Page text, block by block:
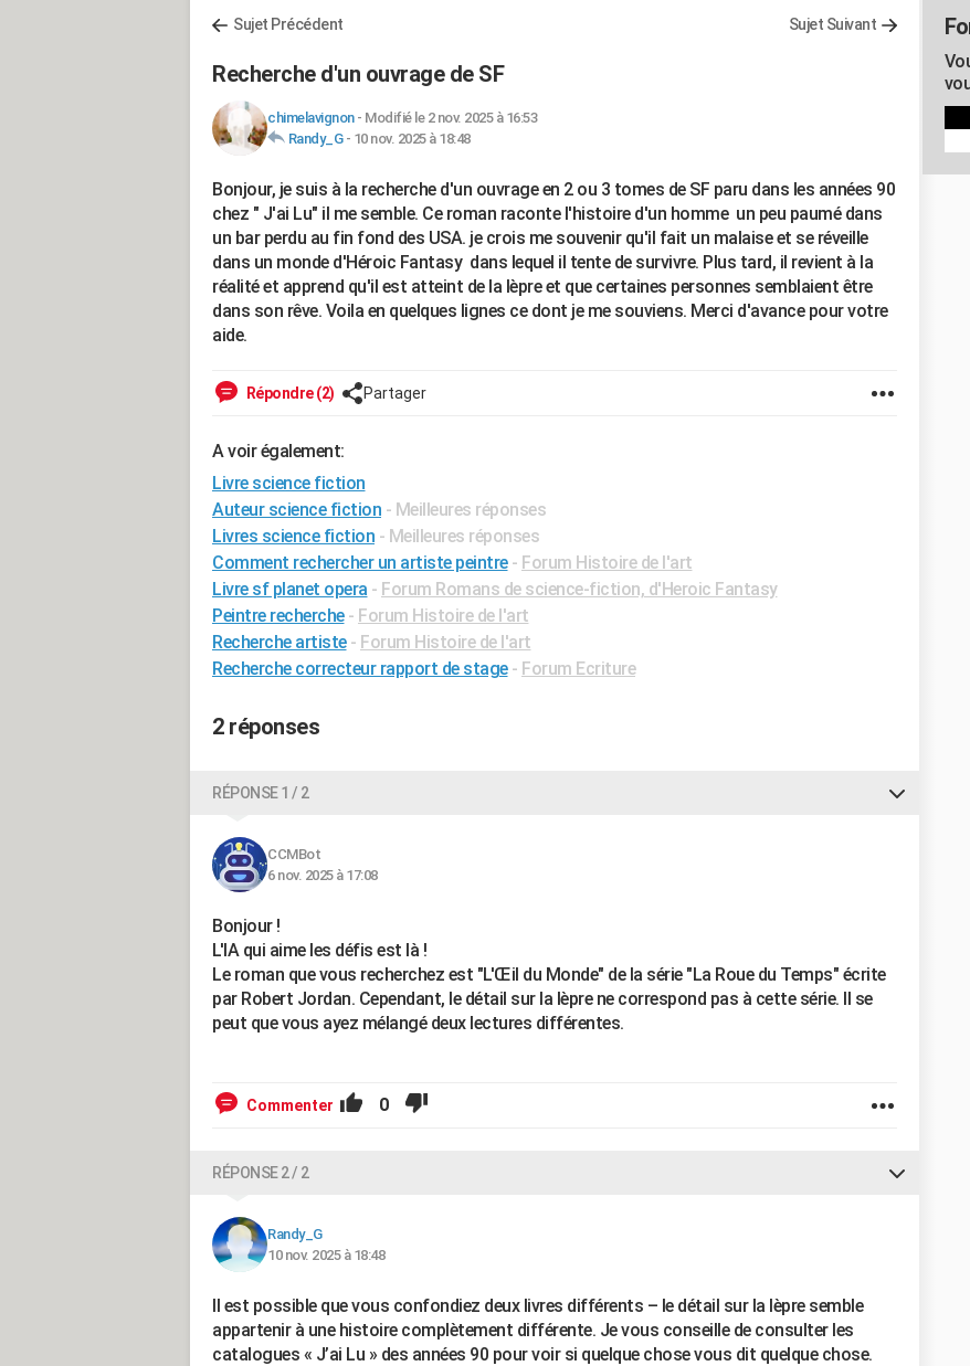
Sujet Précédent Sujet Suivant
Recherche d'un ouvrage de SF
chimelavignon- Modifié le 2 nov. 2025 à 16:53
Randy_G- 10 nov. 2025 à 18:48
Bonjour, je suis à la recherche d'un ouvrage en 2 ou 3 tomes de SF paru dans les années 90
chez " J'ai Lu" il me semble. Ce roman raconte l'histoire d'un homme un peu paumé dans
un bar perdu au fin fond des USA. je crois me souvenir qu'il fait un malaise et se réveille
dans un monde d'Héroic Fantasy dans lequel il tente de survivre. Plus tard, il revient à la
réalité et apprend qu'il est atteint de la lèpre et que certaines personnes semblaient être
dans son rêve. Voila en quelques lignes ce dont je me souviens. Merci d'avance pour votre
aide.
Répondre (2) Partager
A voir également:
Livre science fiction
Auteur science fiction - Meilleures réponses
Livres science fiction - Meilleures réponses
Comment rechercher un artiste peintre - Forum Histoire de l'art
Livre sf planet opera - Forum Romans de science-fiction, d'Heroic Fantasy
Peintre recherche - Forum Histoire de l'art
Recherche artiste - Forum Histoire de l'art
Recherche correcteur rapport de stage - Forum Ecriture
2 réponses
RÉPONSE 1 / 2
CCMBot
6 nov. 2025 à 17:08
Bonjour !
L'IA qui aime les défis est là !
Le roman que vous recherchez est "L'Œil du Monde" de la série "La Roue du Temps" écrite
par Robert Jordan. Cependant, le détail sur la lèpre ne correspond pas à cette série. Il se
peut que vous ayez mélangé deux lectures différentes.
Commenter 0
RÉPONSE 2 / 2
Randy_G
10 nov. 2025 à 18:48
Il est possible que vous confondiez deux livres différents – le détail sur la lèpre semble
appartenir à une histoire complètement différente. Je vous conseille de consulter les
catalogues « J’ai Lu » des années 90 pour voir si quelque chose vous dit quelque chose.